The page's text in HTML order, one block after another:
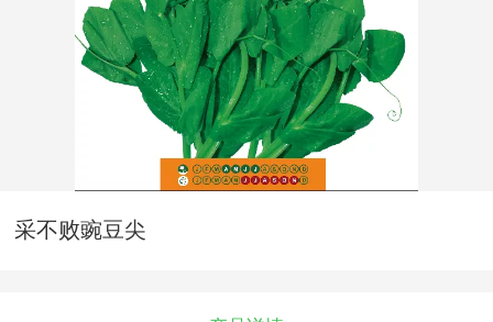
采不败豌豆尖